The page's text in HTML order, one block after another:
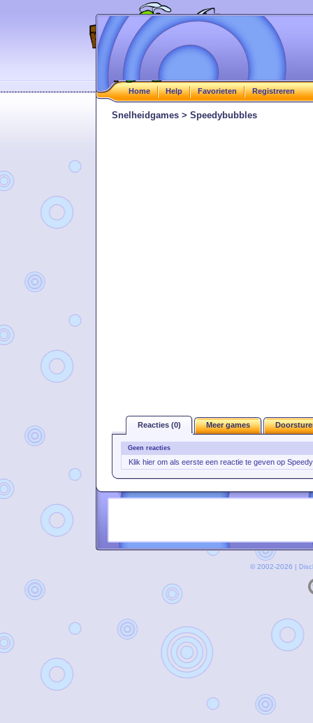
Home Help Favorieten Registreren
Snelheidgames > Speedybubbles
Reacties (0) Meer games
Geen reacties
Klik hier om als eerste een reactie te geven op
© 2002-2026 |